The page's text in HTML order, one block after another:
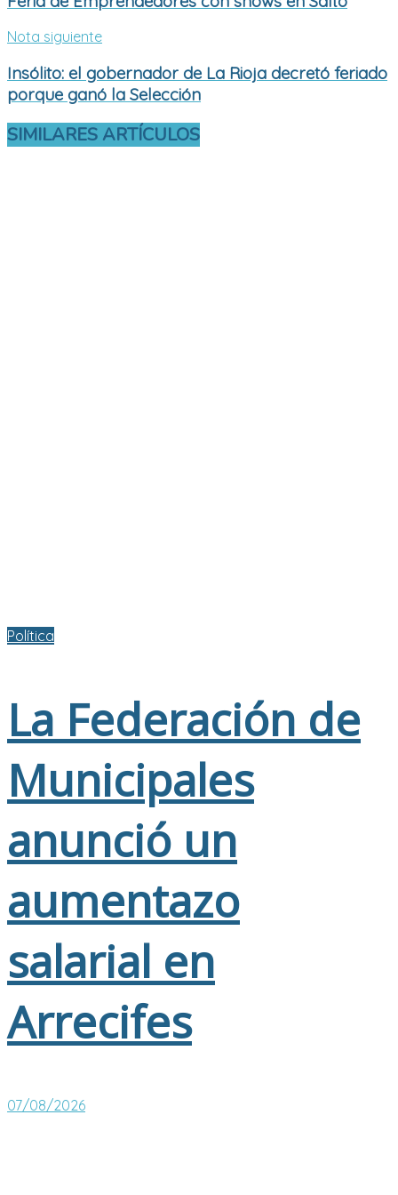
Nota siguiente
Insólito: el gobernador de La Rioja decretó feriado
porque ganó la Selección
SIMILARES ARTÍCULOS
Política
La Federación de
Municipales
anunció un
aumentazo
salarial en
Arrecifes
07/08/2026